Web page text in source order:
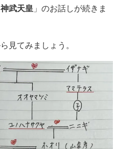
神武天皇 」のお話しが続きま
見てみましょう。